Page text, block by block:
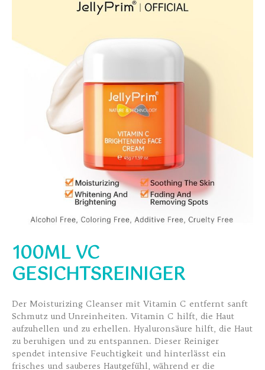
100ML VC
GESICHTSREINIGER
Der Moisturizing Cleanser mit Vitamin C entfernt sanft
Schmutz und Unreinheiten. Vitamin C hilft, die Haut
aufzuhellen und zu erhellen. Hyaluronsäure hilft, die Haut
zu beruhigen und zu entspannen. Dieser Reiniger
spendet intensive Feuchtigkeit und hinterlässt ein
frisches und sauberes Hautgefühl, während er die